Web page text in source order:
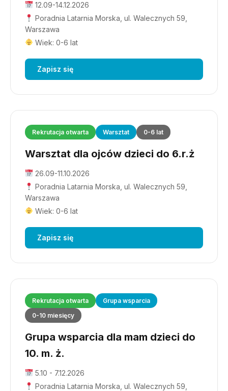
12.09-14.12.2026
Poradnia Latarnia Morska, ul. Walecznych 59,
Warszawa
Wiek: 0-6 lat
Zapisz się
Rekrutacja otwarta Warsztat 0-6 lat
Warsztat dla ojców dzieci do 6.r.ż
26.09-11.10.2026
Poradnia Latarnia Morska, ul. Walecznych 59,
Warszawa
Wiek: 0-6 lat
Zapisz się
Rekrutacja otwarta
Grupa wsparcia
0-10 miesięcy
Grupa wsparcia dla mam dzieci do
10. m. ż.
5.10 - 7.12.2026
Poradnia Latarnia Morska, ul. Walecznych 59,